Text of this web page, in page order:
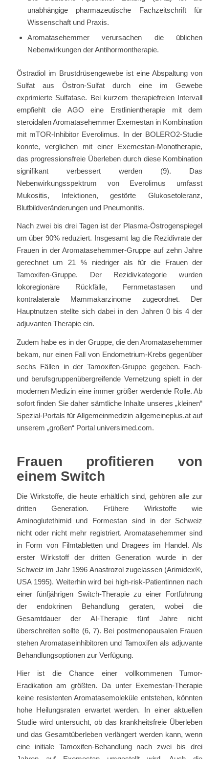
unabhängige pharmazeutische Fachzeitschrift für
Wissenschaft und Praxis.
Aromatasehemmer verursachen die üblichen
Nebenwirkungen der Antihormontherapie.
Östradiol im Brustdrüsengewebe ist eine Abspaltung von
Sulfat aus Östron-Sulfat durch eine im Gewebe
exprimierte Sulfatase. Bei kurzem therapiefreien Intervall
empfiehlt die AGO eine Erstlinientherapie mit dem
steroidalen Aromatasehemmer Exemestan in Kombination
mit mTOR-Inhibitor Everolimus. In der BOLERO2-Studie
konnte, verglichen mit einer Exemestan-Monotherapie,
das progressionsfreie Überleben durch diese Kombination
signifikant verbessert werden (9). Das
Nebenwirkungsspektrum von Everolimus umfasst
Mukositis, Infektionen, gestörte Glukosetoleranz,
Blutbildveränderungen und Pneumonitis.
Nach zwei bis drei Tagen ist der Plasma-Östrogenspiegel
um über 90% reduziert. Insgesamt lag die Rezidivrate der
Frauen in der Aromatasehemmer-Gruppe auf zehn Jahre
gerechnet um 21 % niedriger als für die Frauen der
Tamoxifen-Gruppe. Der Rezidivkategorie wurden
lokoregionäre Rückfälle, Fernmetastasen und
kontralaterale Mammakarzinome zugeordnet. Der
Hauptnutzen stellte sich dabei in den Jahren 0 bis 4 der
adjuvanten Therapie ein.
Zudem habe es in der Gruppe, die den Aromatasehemmer
bekam, nur einen Fall von Endometrium-Krebs gegenüber
sechs Fällen in der Tamoxifen-Gruppe gegeben. Fach-
und berufsgruppenübergreifende Vernetzung spielt in der
modernen Medizin eine immer größer werdende Rolle. Ab
sofort finden Sie daher sämtliche Inhalte unseres „kleinen“
Spezial-Portals für Allgemeinmedizin allgemeineplus.at auf
unserem „großen“ Portal universimed.com.
Frauen profitieren von
einem Switch
Die Wirkstoffe, die heute erhältlich sind, gehören alle zur
dritten Generation. Frühere Wirkstoffe wie
Aminoglutethimid und Formestan sind in der Schweiz
nicht oder nicht mehr registriert. Aromatasehemmer sind
in Form von Filmtabletten und Dragees im Handel. Als
erster Wirkstoff der dritten Generation wurde in der
Schweiz im Jahr 1996 Anastrozol zugelassen (Arimidex®,
USA 1995). Weiterhin wird bei high-risk-Patientinnen nach
einer fünfjährigen Switch-Therapie zu einer Fortführung
der endokrinen Behandlung geraten, wobei die
Gesamtdauer der AI-Therapie fünf Jahre nicht
überschreiten sollte (6, 7). Bei postmenopausalen Frauen
stehen Aromataseinhibitoren und Tamoxifen als adjuvante
Behandlungsoptionen zur Verfügung.
Hier ist die Chance einer vollkommenen Tumor-
Eradikation am größten. Da unter Exemestan-Therapie
keine resistenten Aromatasemoleküle entstehen, könnten
hohe Heilungsraten erwartet werden. In einer aktuellen
Studie wird untersucht, ob das krankheitsfreie Überleben
und das Gesamtüberleben verlängert werden kann, wenn
eine initiale Tamoxifen-Behandlung nach zwei bis drei